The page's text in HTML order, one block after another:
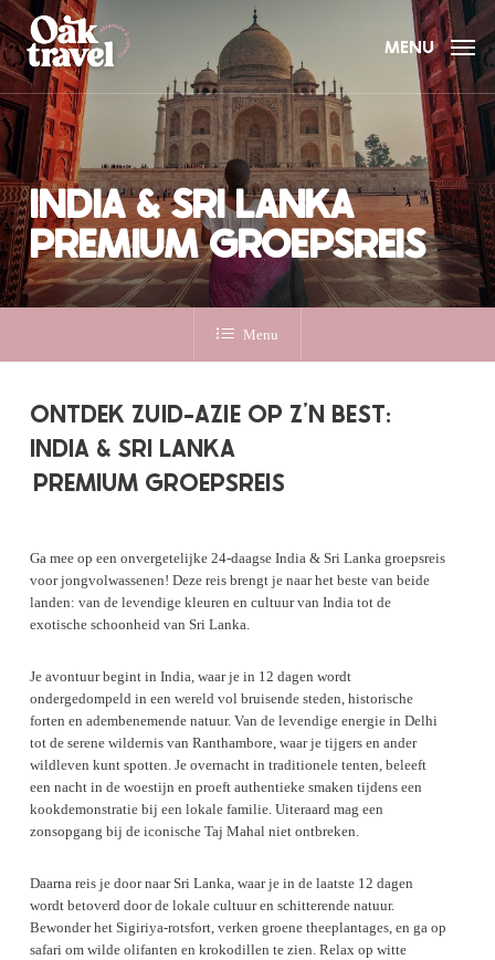
Skip
to
main
content
MENU
INDIA & SRI LANKA
PREMIUM GROEPSREIS
Menu
ONTDEK ZUID-AZIE OP Z’N BEST:
INDIA & SRI LANKA
PREMIUM GROEPSREIS
Ga mee op een onvergetelijke 24-daagse India & Sri Lanka groepsreis
voor jongvolwassenen! Deze reis brengt je naar het beste van beide
landen: van de levendige kleuren en cultuur van India tot de
exotische schoonheid van Sri Lanka.
Je avontuur begint in India, waar je in 12 dagen wordt
ondergedompeld in een wereld vol bruisende steden, historische
forten en adembenemende natuur. Van de levendige energie in Delhi
tot de serene wildernis van Ranthambore, waar je tijgers en ander
wildleven kunt spotten. Je overnacht in traditionele tenten, beleeft
een nacht in de woestijn en proeft authentieke smaken tijdens een
kookdemonstratie bij een lokale familie. Uiteraard mag een
zonsopgang bij de iconische Taj Mahal niet ontbreken.
Daarna reis je door naar Sri Lanka, waar je in de laatste 12 dagen
wordt betoverd door de lokale cultuur en schitterende natuur.
Bewonder het Sigiriya-rotsfort, verken groene theeplantages, en ga op
safari om wilde olifanten en krokodillen te zien. Relax op witte